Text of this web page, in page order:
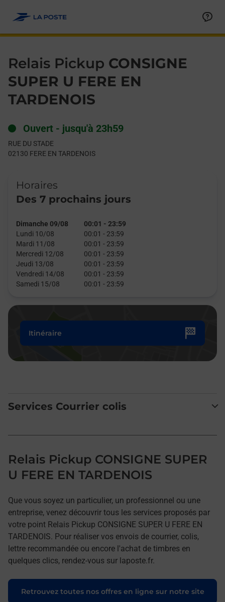
Relais Pickup CONSIGNE
SUPER U FERE EN
TARDENOIS
Ouvert - jusqu'à 23h59
RUE DU STADE
02130 FERE EN TARDENOIS
Horaires
Des 7 prochains jours
Dimanche 09/08 00:01 - 23:59
Lundi 10/08
00:01 - 23:59
Mardi 11/08
00:01 - 23:59
Mercredi 12/08
00:01 - 23:59
Jeudi 13/08
00:01 - 23:59
Vendredi 14/08
00:01 - 23:59
Samedi 15/08
00:01 - 23:59
Itinéraire
Services Courrier colis
Relais Pickup CONSIGNE SUPER
U FERE EN TARDENOIS
Que vous soyez un particulier, un professionnel ou une
entreprise, venez découvrir tous les services proposés par
votre point Relais Pickup CONSIGNE SUPER U FERE EN
TARDENOIS. Pour réaliser vos envois de courrier, colis,
lettre recommandée ou encore l'achat de timbres en
quelques clics, rendez-vous sur laposte.fr.
Retrouvez toutes nos offres en ligne sur notre site